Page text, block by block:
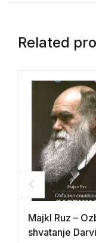
Related
Majkl Ruz –
shvatanje